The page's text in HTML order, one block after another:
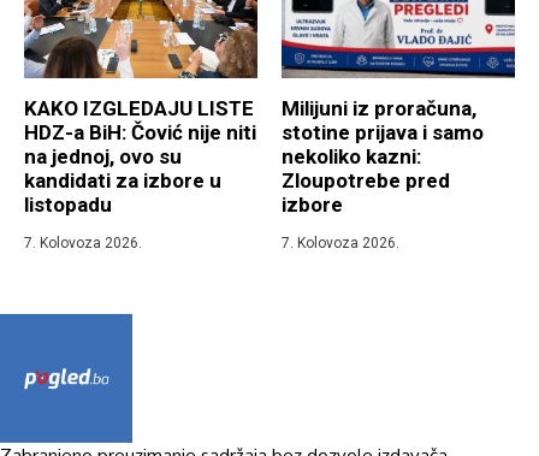
KAKO IZGLEDAJU LISTE
HDZ-a BiH: Čović nije niti
na jednoj, ovo su
kandidati za izbore u
listopadu
7. Kolovoza 2026.
Milijuni iz proračuna,
stotine prijava i samo
nekoliko kazni:
Zloupotrebe pred
izbore
7. Kolovoza 2026.